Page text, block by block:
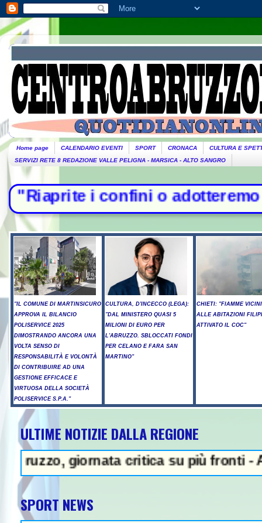
Home page CALENDARIO EVENTI SPORT CRONACA
CULTURA E
SERVIZI RETE 8 REDAZIONE VALLE PELIGNA - MARSICA - ALTO SANGRO
confini o adotteremo
"IL COMUNE DI MARTINSICURO
APPROVA IL BILANCIO
POLISERVICE 2025
DIMOSTRANDO ANCORA UNA
VOLTA SENSO DI
RESPONSABILITÀ E VOLONTÀ
DI CONTRIBUIRE AD UNA
GESTIONE EFFICACE E
VIRTUOSA DELLA SOCIETÀ
POLISERVICE S.P.A."
CULTURA, D'INCECCO (LEGA):
"DAL MINISTERO QUASI 5
MILIONI DI EURO PER
L'ABRUZZO. SBLOCCATI FONDI
PER CELANO E FARA SAN
MARTINO"
CHIETI: "FIAMME
ALLE ABITAZIONI
ATTIVATO IL COC"
ULTIME NOTIZIE DALLA REGIONE
giornata critica su più fronti - A14,
SPORT NEWS
- Sparatoria in una scuola a